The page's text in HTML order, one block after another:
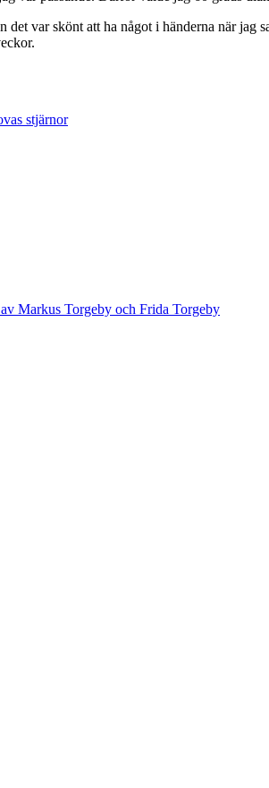
var skönt att ha något i händerna när
stjärnor
Markus Torgeby och Frida Torgeby